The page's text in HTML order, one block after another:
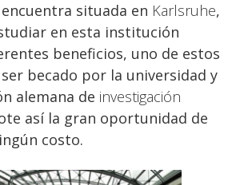
situada en Karlsruhe,
en esta institución
beneficios, uno de estos
becado por la universidad y
alemana de investigación
así la gran oportunidad de
costo.